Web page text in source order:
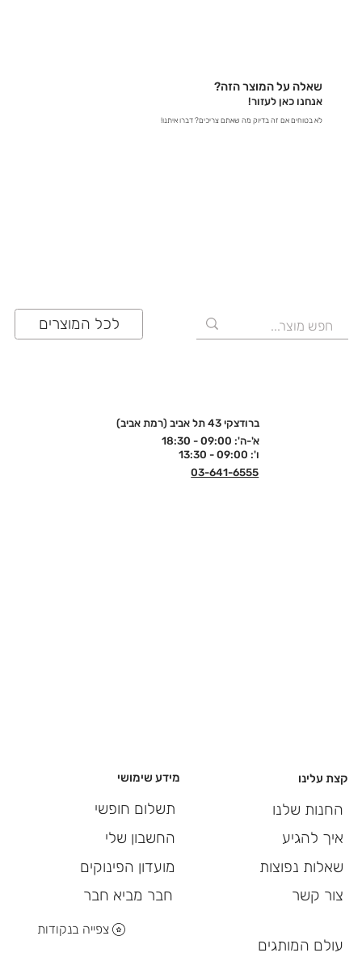
ולוודא שתעשו את הבחירה הנכונה!
שאלה על המוצר הזה?
אנחנו כאן לעזור!
לא בטוחים אם זה בדיוק מה שאתם צריכים? דברו איתנו!
לכל המוצרים
ברודצקי 43 תל אביב (רמת אביב)
א'-ה': 09:00 - 18:30
ו': 09:00 - 13:30
03-641-6555
מידע שימושי
תשלום חופשי
החשבון שלי
מועדון הפינוקים
חבר מביא חבר
צפייה בנקודות
קצת עלינו
החנות שלנו
איך להגיע
שאלות נפוצות
צור קשר
עולם המותגים